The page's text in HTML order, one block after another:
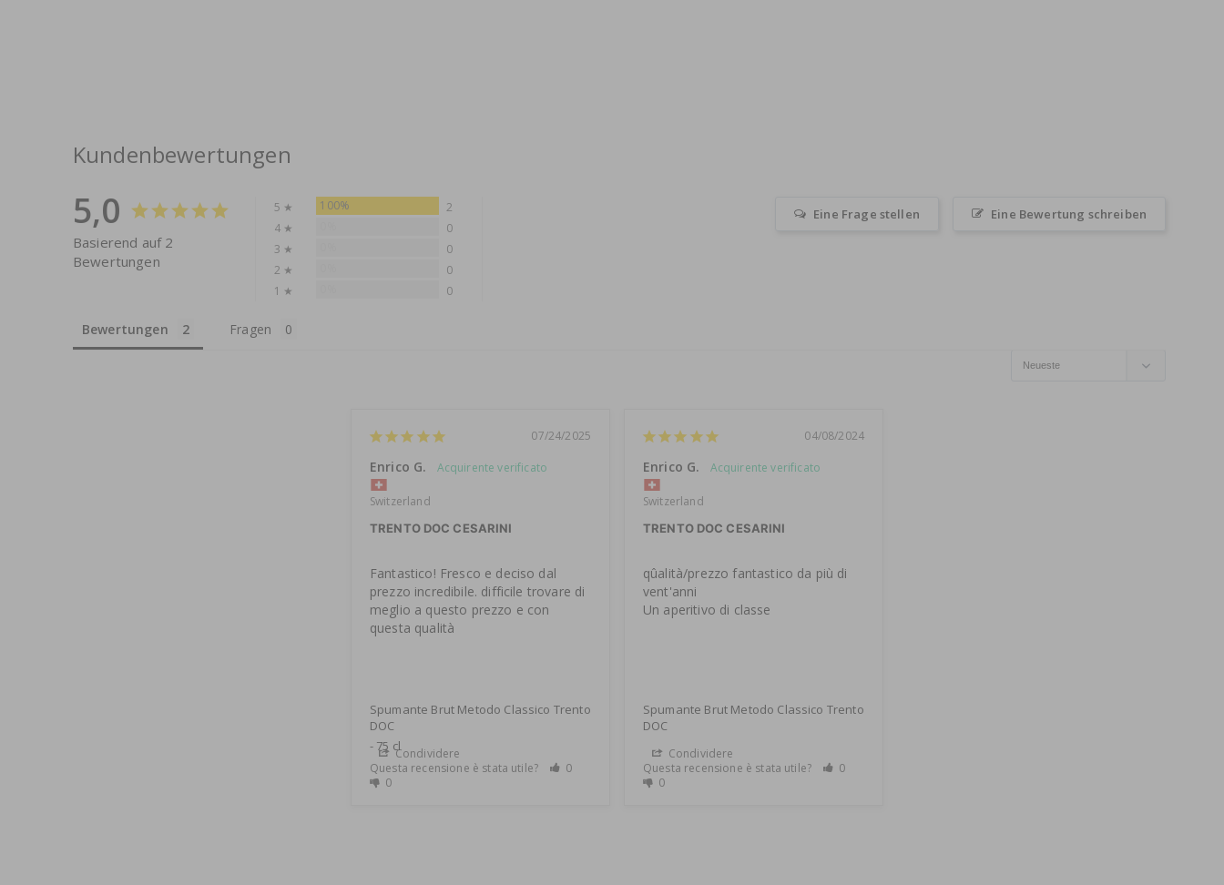
Kundenbewertungen
5,0
Basierend auf 2
Bewertungen
5 ★ 100%
2
4 ★
0
3 ★
0
2 ★
0
1 ★
0
Eine Bewertung schreiben
Eine Frage stellen
Bewertungen Fragen
07/24/2025
Enrico G.
Switzerland
TRENTO DOC CESARINI
Fantastico! Fresco e deciso dal
prezzo incredibile. difficile trovare di
meglio a questo prezzo e con
questa qualità
Spumante Brut Metodo Classico Trento
DOC
75 clCondividere
Questa recensione è stata utile?
0
0
04/08/2024
Enrico G.
Switzerland
TRENTO DOC CESARINI
qûalità/prezzo fantastico da più di
vent'anni
Un aperitivo di classe
Spumante Brut Metodo Classico Trento
DOC
Condividere
Questa recensione è stata utile?
0
0